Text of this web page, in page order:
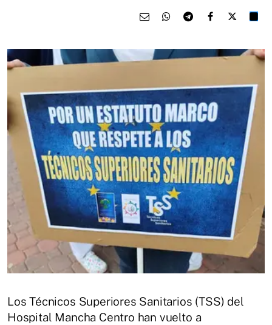
Los Técnicos Superiores Sanitarios (TSS) del
Hospital Mancha Centro han vuelto a